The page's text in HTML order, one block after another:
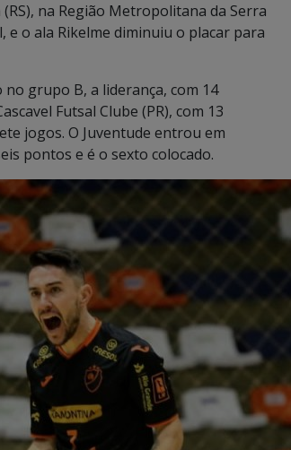
na Região Metropolitana da Serra
e o ala Rikelme diminuiu o placar para
grupo B, a liderança, com 14
Futsal Clube (PR), com 13
jogos. O Juventude entrou em
pontos e é o sexto colocado.